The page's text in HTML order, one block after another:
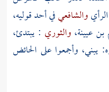
والشافعيفي أحد قوليه،
عيينة، والثوري : يبتدئ،
يبني، وأجمعوا على الحائض